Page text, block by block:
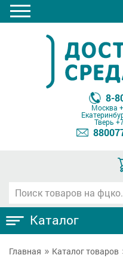
8-
Москва
Тверь
Каталог
Главная Каталог товаров